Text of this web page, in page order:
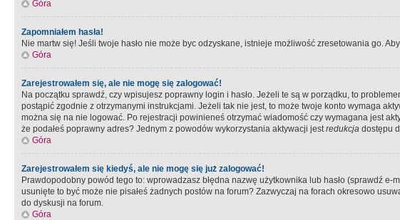
Góra
Zapomniałem hasła!
Nie martw się! Jeśli twoje hasło nie może byc odzyskane, istnieje możliwość zresetowania go.
Góra
Zarejestrowałem się, ale nie mogę się zalogować!
Na początku sprawdź, czy wpisujesz poprawny login i hasło. Jeżeli te są w porządku, to
postąpić zgodnie z otrzymanymi instrukcjami. Jeżeli tak nie jest, to może twoje konto wymaga
można się na nie logować. Po rejestracji powinieneś otrzymać wiadomość czy wymagana jest
że podałeś poprawny adres? Jednym z powodów wykorzystania aktywacji jestredukcja dostępu
Góra
Zarejestrowałem się kiedyś, ale nie mogę się już zalogować!
Prawdopodobny powód tego to: wprowadzasz błędna nazwę użytkownika lub hasło (sprawdź
usunięte to być może nie pisałeś żadnych postów na forum? Zazwyczaj na forach okresowo
do dyskusji na forum.
Góra